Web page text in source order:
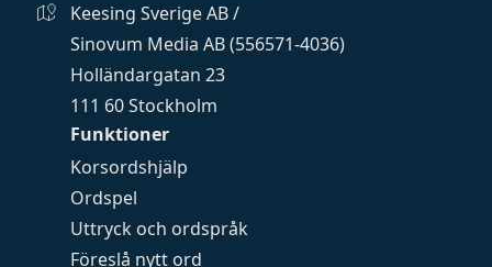
Funktioner
Korsordshjälp
Ordspel
Uttryck och ordspråk
Föreslå nytt ord
Keesing Sverige AB /
Sinovum Media AB (556571-4036)
Holländargatan 23
111 60 Stockholm